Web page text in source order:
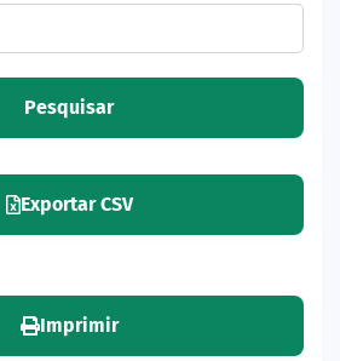
Pesquisar
Exportar CSV
Imprimir